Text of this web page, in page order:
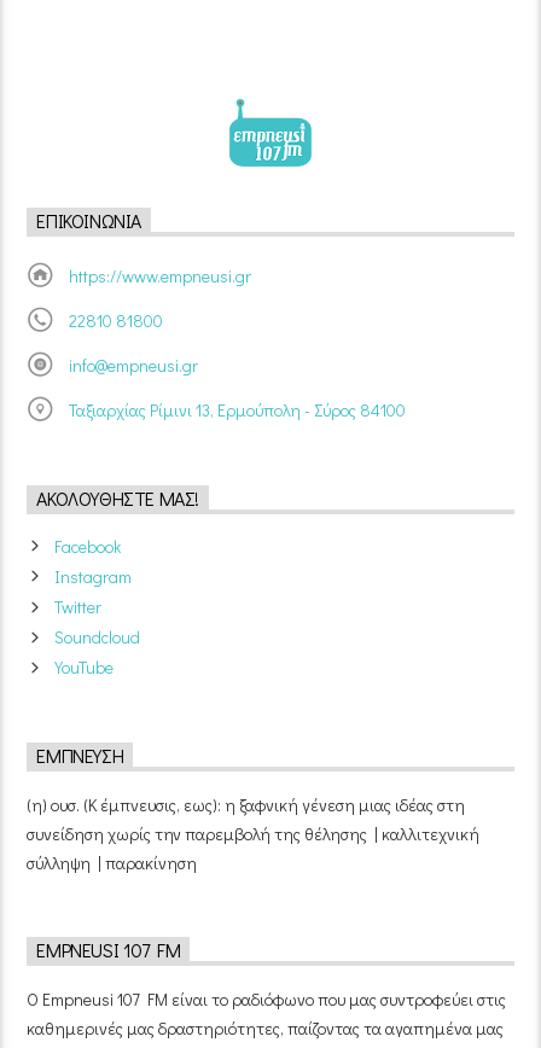
ΕΠΙΚΟΙΝΩΝΊΑ
https://www.empneusi.gr
22810 81800
info@empneusi.gr
Ταξιαρχίας Ρίμινι 13, Ερμούπολη - Σύρος 84100
ΑΚΟΛΟΥΘΉΣΤΕ ΜΑΣ!
Facebook
Instagram
Twitter
Soundcloud
YouTube
ΈΜΠΝΕΥΣΗ
(η) ουσ. (Κ έμπνευσις, εως): η ξαφνική γένεση μιας ιδέας στη
συνείδηση χωρίς την παρεμβολή της θέλησης | καλλιτεχνική
σύλληψη | παρακίνηση
EMPNEUSI 107 FM
Ο Empneusi 107 FM είναι το ραδιόφωνο που μας συντροφεύει στις
καθημερινές μας δραστηριότητες, παίζοντας τα αγαπημένα μας